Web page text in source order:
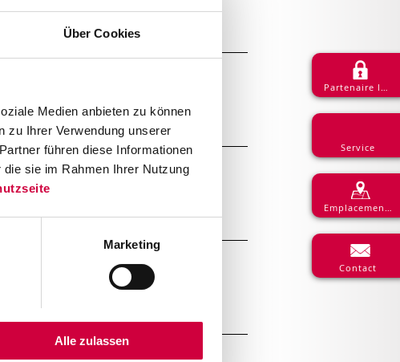
Über Cookies
Medien anbieten zu können
zu Ihrer Verwendung unserer
führen diese Informationen
sie im Rahmen Ihrer Nutzung
Marketing
Alle zulassen
Service
Contact